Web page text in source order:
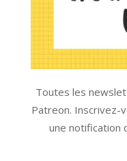
Toutes les
Patreon. Inscrivez-
une notification